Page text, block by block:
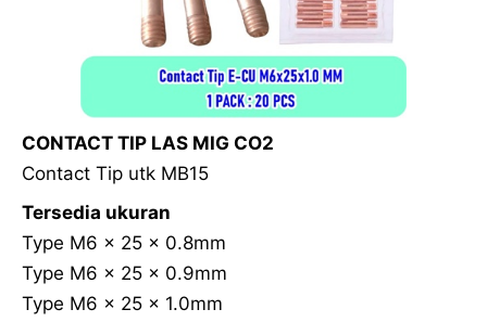
CONTACT TIP LAS MIG CO2
Contact Tip utk MB15
Tersedia ukuran
Type M6 x 25 x 0.8mm
Type M6 x 25 x 0.9mm
Type M6 x 25 x 1.0mm